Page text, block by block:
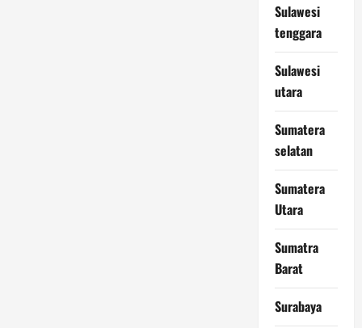
Sulawesi
tenggara
Sulawesi
utara
Sumatera
selatan
Sumatera
Utara
Sumatra
Barat
Surabaya